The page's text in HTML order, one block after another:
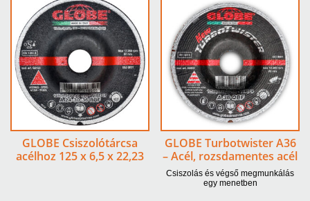
GLOBE Csiszolótárcsa
acélhoz 125 x 6,5 x 22,23
GLOBE Turbotwister A36
– Acél, rozsdamentes acél
Csiszolás és végső megmunkálás
egy menetben